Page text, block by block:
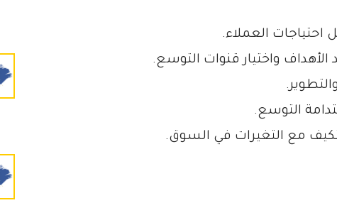
العملاء.
واختيار قنوات التوسع.
التوسع.
مع التغيرات في السوق.